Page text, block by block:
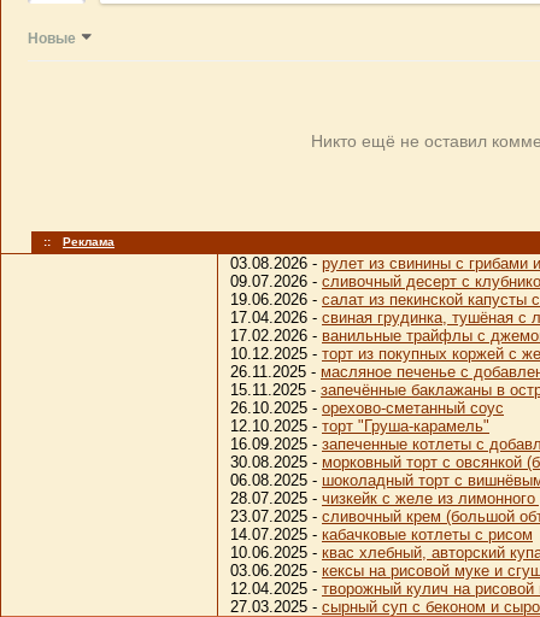
Новые
Никто ещё не оставил
:: Реклама
03.08.2026 - рулет из свинины с
09.07.2026 - сливочный десерт с
19.06.2026 - салат из пекинской
17.04.2026 - свиная грудинка, тушёная с
17.02.2026 - ванильные трайфлы с
10.12.2025 - торт из покупных коржей с
26.11.2025 - масляное печенье с
15.11.2025 - запечённые баклажаны в
26.10.2025 - орехово-сметанный соус
12.10.2025 - торт "Груша-карамель"
16.09.2025 - запеченные котлеты с
30.08.2025 - морковный торт с овсянкой
06.08.2025 - шоколадный торт с
28.07.2025 - чизкейк с желе из
23.07.2025 - сливочный крем (большой
14.07.2025 - кабачковые котлеты с рисом
10.06.2025 - квас хлебный, авторский
03.06.2025 - кексы на рисовой муке и
12.04.2025 - творожный кулич на
27.03.2025 - сырный суп с беконом и